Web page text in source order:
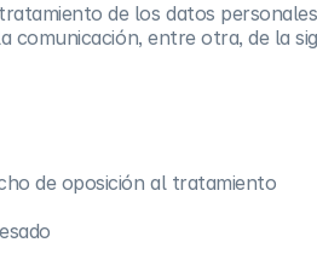
de los datos
comunicación, entre otra, de la
de oposición al tratamiento